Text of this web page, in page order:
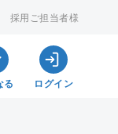
採用ご担当者様
る ログイン